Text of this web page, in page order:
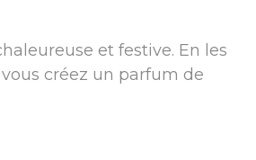
et festive. En les
créez un parfum de